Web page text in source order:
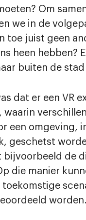
Om
we in de
toe juist geen
heen hebben?
buiten de stad
dat er een VR
waarin
een omgeving,
geschetst
bijvoorbeeld de
die manier
worden.